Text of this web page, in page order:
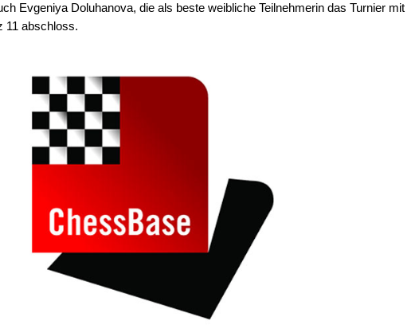
Evgeniya Doluhanova, die als beste weibliche Teilnehmerin das Turnier mit
11 abschloss.